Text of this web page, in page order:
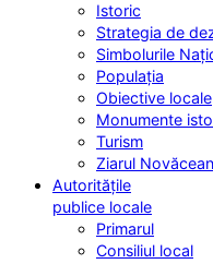
Istoric
Strategia de
Simbolurile
Populația
Obiective locale
Monumente
Turism
Ziarul
Autoritățile
publice locale
Primarul
Consiliul local